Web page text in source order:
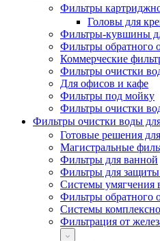
Фильтры
Головы для
Фильтры-кувшины
Фильтры обратного
Коммерческие
Фильтры очистки
Для офисов и кафе
Фильтры под мойку
Фильтры очистки
Фильтры очистки воды
Готовые решения
Магистральные
Фильтры для ванной
Фильтры для
Системы умягчения
Фильтры обратного
Системы
Фильтрация от